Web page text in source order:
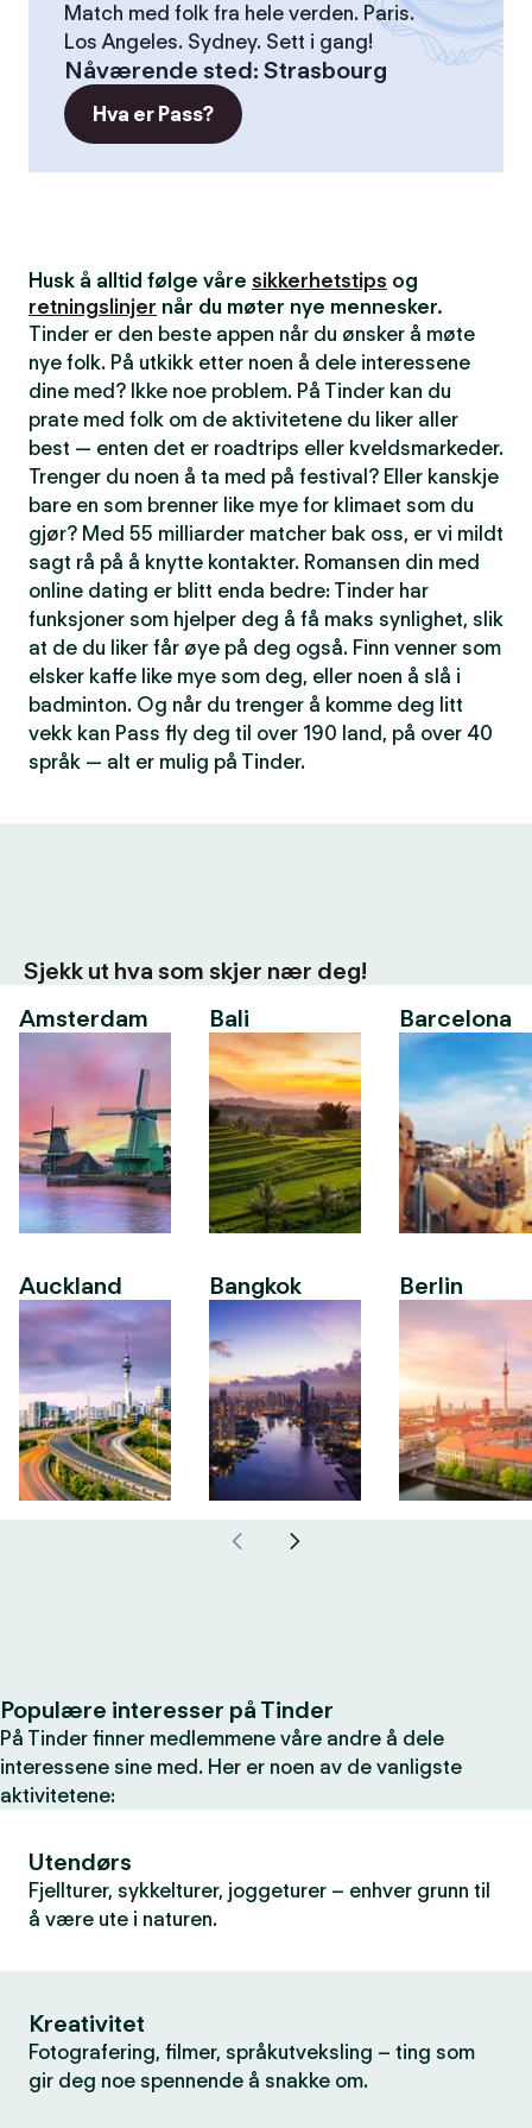
Match med folk fra hele verden. Paris.
Los Angeles. Sydney. Sett i gang!
Nåværende sted: Strasbourg
Hva er Pass?
Husk å alltid følge våre sikkerhetstips og
retningslinjer når du møter nye mennesker.
Tinder er den beste appen når du ønsker å møte
nye folk. På utkikk etter noen å dele interessene
dine med? Ikke noe problem. På Tinder kan du
prate med folk om de aktivitetene du liker aller
best — enten det er roadtrips eller kveldsmarkeder.
Trenger du noen å ta med på festival? Eller kanskje
bare en som brenner like mye for klimaet som du
gjør? Med 55 milliarder matcher bak oss, er vi mildt
sagt rå på å knytte kontakter. Romansen din med
online dating er blitt enda bedre: Tinder har
funksjoner som hjelper deg å få maks synlighet, slik
at de du liker får øye på deg også. Finn venner som
elsker kaffe like mye som deg, eller noen å slå i
badminton. Og når du trenger å komme deg litt
vekk kan Pass fly deg til over 190 land, på over 40
språk — alt er mulig på Tinder.
Sjekk ut hva som skjer nær deg!
Amsterdam
Auckland
Bali
Bangkok
Barcelona
Berlin
Populære interesser på Tinder
På Tinder finner medlemmene våre andre å dele
interessene sine med. Her er noen av de vanligste
aktivitetene:
Utendørs
Fjellturer, sykkelturer, joggeturer – enhver grunn til
å være ute i naturen.
Kreativitet
Fotografering, filmer, språkutveksling – ting som
gir deg noe spennende å snakke om.